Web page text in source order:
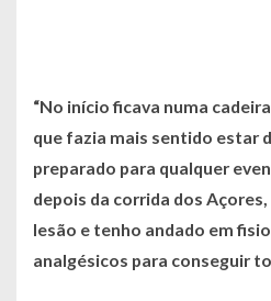
“No início ficava numa
que fazia mais sentido estar
preparado para qualquer
depois da corrida dos
lesão e tenho andado em
analgésicos para conseguir